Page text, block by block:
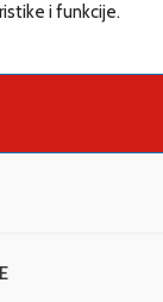
i funkcije.